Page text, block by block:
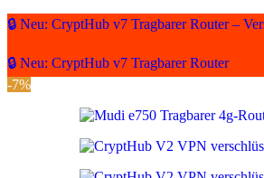
🔒 Neu: CryptHub v7 Tragbarer Router –
🔒 Neu: CryptHub v7 Tragbarer Router
-7%